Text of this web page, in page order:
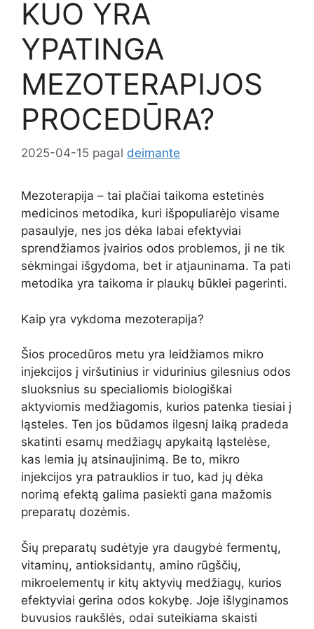
KUO YRA
YPATINGA
MEZOTERAPIJOS
PROCEDŪRA?
2025-04-15 pagal deimante
Mezoterapija – tai plačiai taikoma estetinės
medicinos metodika, kuri išpopuliarėjo visame
pasaulyje, nes jos dėka labai efektyviai
sprendžiamos įvairios odos problemos, ji ne tik
sėkmingai išgydoma, bet ir atjauninama. Ta pati
metodika yra taikoma ir plaukų būklei pagerinti.
Kaip yra vykdoma mezoterapija?
Šios procedūros metu yra leidžiamos mikro
injekcijos į viršutinius ir vidurinius gilesnius odos
sluoksnius su specialiomis biologiškai
aktyviomis medžiagomis, kurios patenka tiesiai į
ląsteles. Ten jos būdamos ilgesnį laiką pradeda
skatinti esamų medžiagų apykaitą ląstelėse,
kas lemia jų atsinaujinimą. Be to, mikro
injekcijos yra patrauklios ir tuo, kad jų dėka
norimą efektą galima pasiekti gana mažomis
preparatų dozėmis.
Šių preparatų sudėtyje yra daugybė fermentų,
vitaminų, antioksidantų, amino rūgščių,
mikroelementų ir kitų aktyvių medžiagų, kurios
efektyviai gerina odos kokybę. Joje išlyginamos
buvusios raukšlės, odai suteikiama skaisti